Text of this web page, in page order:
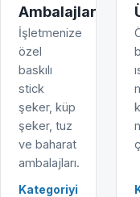
Ambalajları
İşletmenize
özel
baskılı
stick
şeker, küp
şeker, tuz
ve baharat
ambalajları.
Kategoriyi